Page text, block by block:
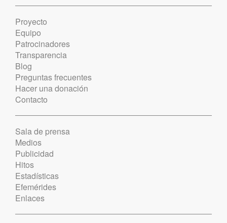
Proyecto
Equipo
Patrocinadores
Transparencia
Blog
Preguntas frecuentes
Hacer una donación
Contacto
Sala de prensa
Medios
Publicidad
Hitos
Estadísticas
Efemérides
Enlaces